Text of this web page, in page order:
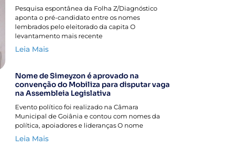
Pesquisa espontânea da Folha Z/Diagnóstico
aponta o pré-candidato entre os nomes
lembrados pelo eleitorado da capita O
levantamento mais recente
Leia Mais
Nome de Simeyzon é aprovado na
convenção do Mobiliza para disputar vaga
na Assembleia Legislativa
Evento político foi realizado na Câmara
Municipal de Goiânia e contou com nomes da
política, apoiadores e lideranças O nome
Leia Mais